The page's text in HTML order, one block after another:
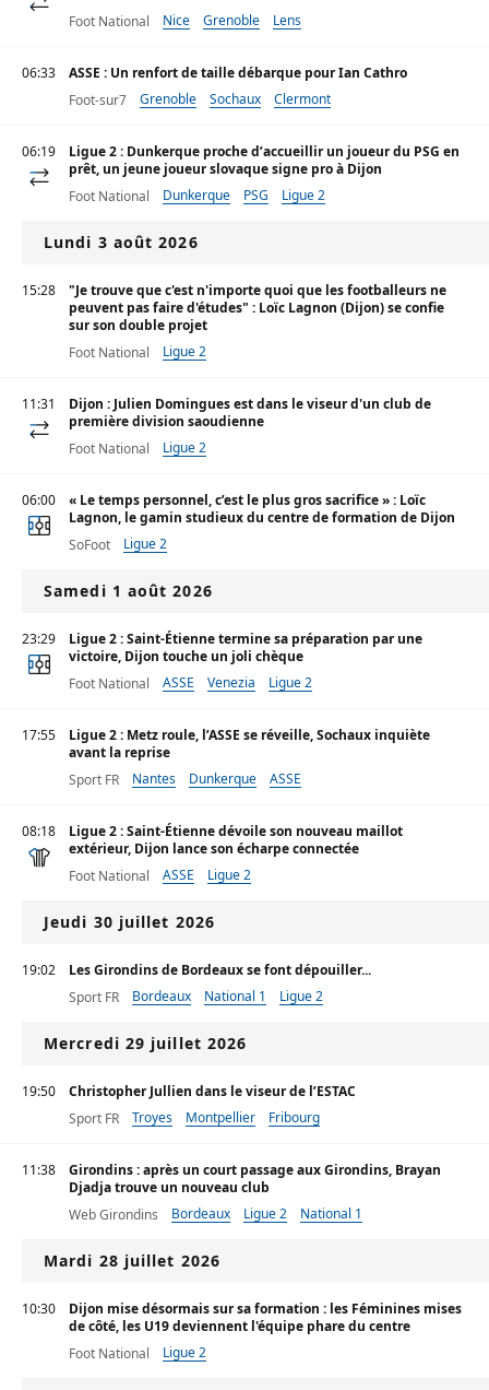
Foot National
Nice Grenoble Lens
06:33
ASSE : Un renfort de taille débarque pour Ian Cathro
Foot-sur7
Grenoble Sochaux Clermont
06:19
Ligue 2 : Dunkerque proche d’accueillir un joueur du PSG en
prêt, un jeune joueur slovaque signe pro à Dijon
Foot National
Dunkerque PSG Ligue 2
Lundi 3 août 2026
15:28
"Je trouve que c'est n'importe quoi que les footballeurs ne
peuvent pas faire d'études" : Loïc Lagnon (Dijon) se confie
sur son double projet
Foot National
Ligue 2
11:31
Dijon : Julien Domingues est dans le viseur d'un club de
première division saoudienne
Foot National
Ligue 2
06:00
« Le temps personnel, c’est le plus gros sacrifice » : Loïc
Lagnon, le gamin studieux du centre de formation de Dijon
SoFoot
Ligue 2
Samedi 1 août 2026
23:29
Ligue 2 : Saint-Étienne termine sa préparation par une
victoire, Dijon touche un joli chèque
Foot National
ASSE Venezia Ligue 2
17:55
Ligue 2 : Metz roule, l’ASSE se réveille, Sochaux inquiète
avant la reprise
Sport FR
Nantes Dunkerque ASSE
08:18
Ligue 2 : Saint-Étienne dévoile son nouveau maillot
extérieur, Dijon lance son écharpe connectée
Foot National
ASSE Ligue 2
Jeudi 30 juillet 2026
19:02
Les Girondins de Bordeaux se font dépouiller...
Sport FR
Bordeaux National 1 Ligue 2
Mercredi 29 juillet 2026
19:50
Christopher Jullien dans le viseur de l’ESTAC
Sport FR
Troyes Montpellier Fribourg
11:38
Girondins : après un court passage aux Girondins, Brayan
Djadja trouve un nouveau club
Web Girondins
Bordeaux Ligue 2 National 1
Mardi 28 juillet 2026
10:30
Dijon mise désormais sur sa formation : les Féminines mises
de côté, les U19 deviennent l'équipe phare du centre
Foot National
Ligue 2